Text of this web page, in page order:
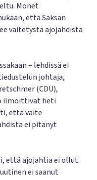
Monet
että Saksan
väitetystä ajojahdista
– lehdissä ei
johtaja,
(CDU),
ilmoittivat heti
että väite
ei pitänyt
että ajojahtia ei ollut.
ei saanut